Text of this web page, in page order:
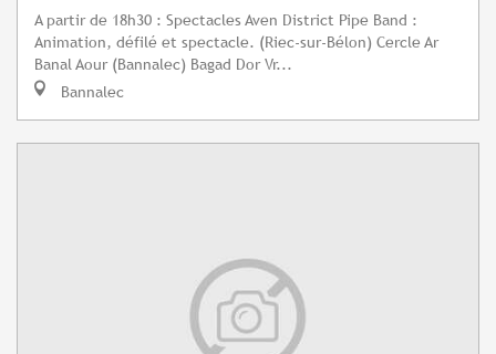
A partir de 18h30 : Spectacles Aven District Pipe Band :
Animation, défilé et spectacle. (Riec-sur-Bélon) Cercle Ar
Banal Aour (Bannalec) Bagad Dor Vr...
Bannalec